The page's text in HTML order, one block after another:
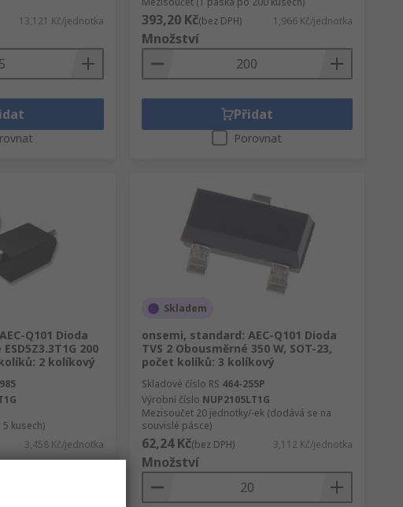
13,121 Kč/jednotka 393,20 Kč(bez DPH) 1,966 Kč/jednotka
Množství
Přidat
Porovnat
Q101 Dioda
200
2 kolíkový
kusech)
3,458 Kč/jednotka
Skladem
onsemi, standard: AEC-Q101 Dioda
TVS 2 Obousměrné 350 W, SOT-23,
počet kolíků: 3 kolíkový
Skladové číslo RS 464-255P
Výrobní číslo NUP2105LT1G
Mezisoučet 20 jednotky/-ek (dodává se na
souvislé pásce)
62,24 Kč(bez DPH) 3,112 Kč/jednotka
Množství